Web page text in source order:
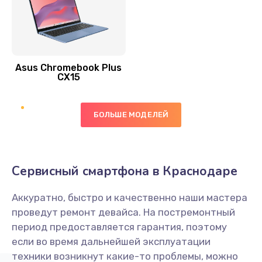
Замена антенны
Заказать
890 руб.
Замена голосового динамика
Заказать
Замена основной камеры
490 руб.
Asus Chromebook Plus
CX15
БОЛЬШЕ МОДЕЛЕЙ
Сервисный смартфона в Краснодаре
Аккуратно, быстро и качественно наши мастера
проведут ремонт девайса. На постремонтный
период предоставляется гарантия, поэтому
если во время дальнейшей эксплуатации
техники возникнут какие-то проблемы, можно